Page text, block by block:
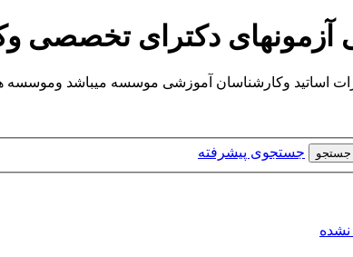
دکترای تخصصی
وکارشناسان آموزشی موسسه میباشد وموسسه
جستجو جستجوی پیشرفته